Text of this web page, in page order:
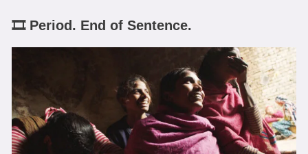
🎞️ Period. End of Sentence.